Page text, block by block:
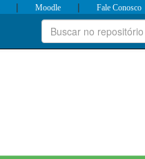
| Moodle | Fale Conosco